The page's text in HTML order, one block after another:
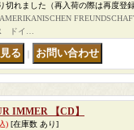
切れました（再入荷の際は再度登
ドイ…
IMMER 【CD】
) [在庫数 あり]